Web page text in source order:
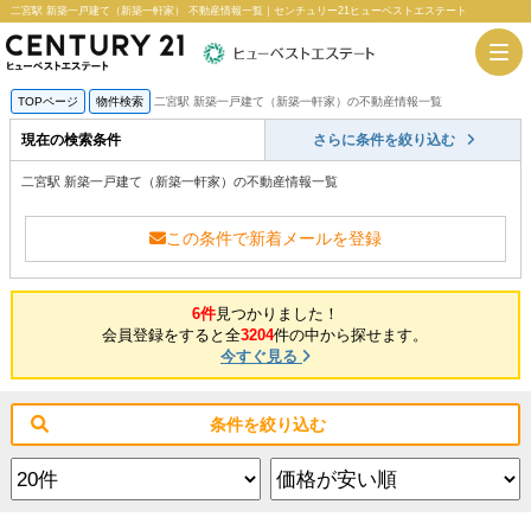
二宮駅 新築一戸建て（新築一軒家） 不動産情報一覧｜センチュリー21ヒューベストエステート
TOPページ 物件検索 二宮駅 新築一戸建て（新築一軒家）の不動産情報一覧
現在の検索条件 さらに条件を絞り込む
二宮駅 新築一戸建て（新築一軒家）の不動産情報一覧
この条件で新着メールを登録
6件見つかりました！
会員登録をすると全3204件の中から探せます。
今すぐ見る
条件を絞り込む